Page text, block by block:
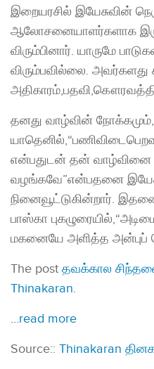
இறையரசில் இயேசுவின்
ஆலோசனையாளர்களாக
விரும்பினார். யாருமே
விரும்பவில்லை.
தனது வாழ்வின்
என்பதுடன் தன் வாழ்வினை
வழங்கவே”என்பதனை
நினைவூட்டுகின்றார்.
பாஸ்கா
மகனையே அளித்த அன்புப்
The post தவக்கால
Thinakaran.
…read more
Source:: Thinakaran